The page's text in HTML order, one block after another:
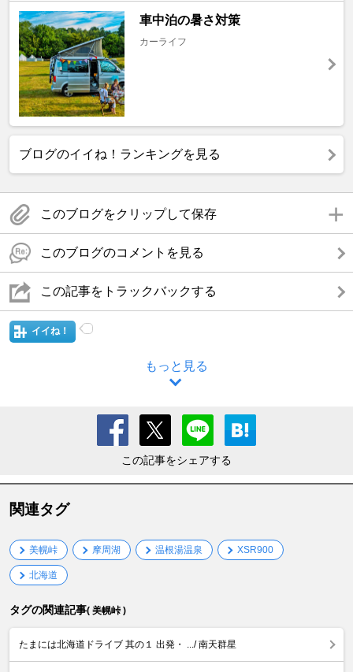
車中泊の暑さ対策
カーライフ
ブログのイイね！ランキングを見る
このブログをクリップして保存
このブログのコメントを見る
この記事をトラックバックする
イイね！
もっと見る
この記事をシェアする
関連タグ
美幌峠 摩周湖 温根湯温泉 XSR900
北海道
タグの関連記事( 美幌峠 )
たまには北海道ドライブ 其の１ 出発・ .../ 南天群星